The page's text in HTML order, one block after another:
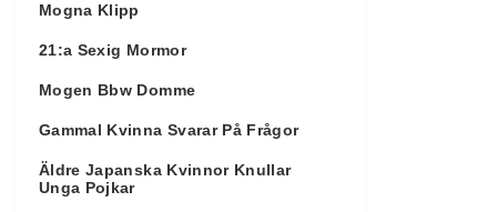
Mogna Klipp
21:a Sexig Mormor
Mogen Bbw Domme
Gammal Kvinna Svarar På Frågor
Äldre Japanska Kvinnor Knullar
Unga Pojkar